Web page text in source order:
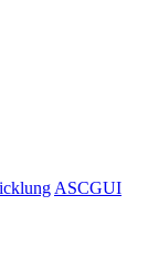
ASCGUI